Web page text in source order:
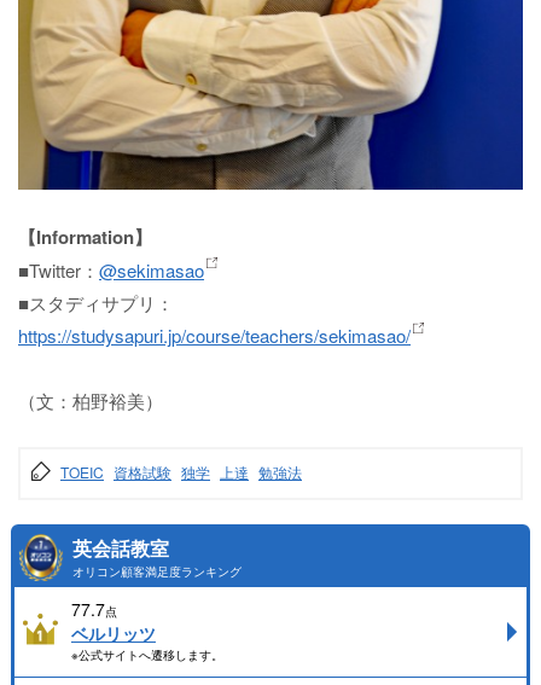
【Information】
■Twitter： @sekimasao
■スタディサプリ：
https://studysapuri.jp/course/teachers/sekimasao/
（文：柏野裕美）
TOEIC 資格試験 独学 上達 勉強法
英会話教室
オリコン顧客満足度ランキング
77.7点
ベルリッツ
※公式サイトへ遷移します。